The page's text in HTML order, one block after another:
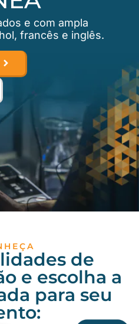
e com ampla
francês e inglês.
de
e escolha a
para seu